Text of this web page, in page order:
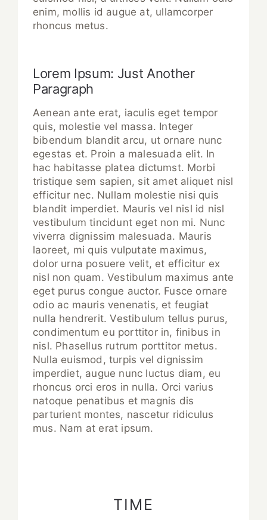
enim, mollis id augue at, ullamcorper
rhoncus metus.
Lorem Ipsum: Just Another
Paragraph
Aenean ante erat, iaculis eget tempor
quis, molestie vel massa. Integer
bibendum blandit arcu, ut ornare nunc
egestas et. Proin a malesuada elit. In
hac habitasse platea dictumst. Morbi
tristique sem sapien, sit amet aliquet nisl
efficitur nec. Nullam molestie nisi quis
blandit imperdiet. Mauris vel nisl id nisl
vestibulum tincidunt eget non mi. Nunc
viverra dignissim malesuada. Mauris
laoreet, mi quis vulputate maximus,
dolor urna posuere velit, et efficitur ex
nisl non quam. Vestibulum maximus ante
eget purus congue auctor. Fusce ornare
odio ac mauris venenatis, et feugiat
nulla hendrerit. Vestibulum tellus purus,
condimentum eu porttitor in, finibus in
nisl. Phasellus rutrum porttitor metus.
Nulla euismod, turpis vel dignissim
imperdiet, augue nunc luctus diam, eu
rhoncus orci eros in nulla. Orci varius
natoque penatibus et magnis dis
parturient montes, nascetur ridiculus
mus. Nam at erat ipsum.
TIME